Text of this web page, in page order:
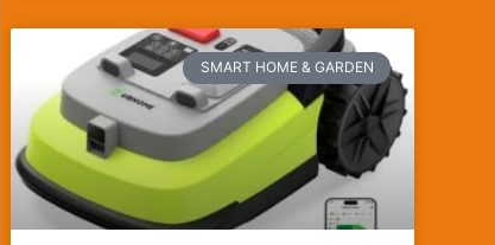
SMART HOME & GARDEN